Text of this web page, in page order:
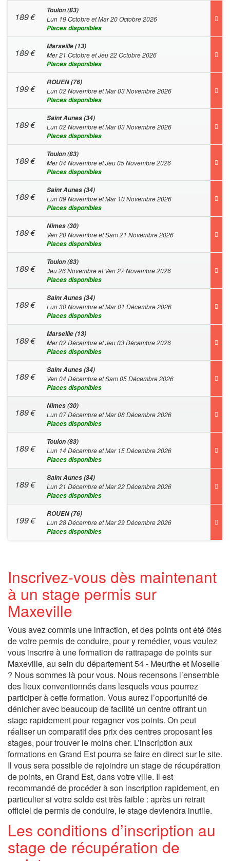
189€
Toulon (83)
Lun 19 Octobre et Mar 20 Octobre 2026
Places disponibles
189€
Marseille (13)
Mer 21 Octobre et Jeu 22 Octobre 2026
Places disponibles
199€
ROUEN (76)
Lun 02 Novembre et Mar 03 Novembre 2026
Places disponibles
189€
Saint Aunes (34)
Lun 02 Novembre et Mar 03 Novembre 2026
Places disponibles
189€
Toulon (83)
Mer 04 Novembre et Jeu 05 Novembre 2026
Places disponibles
189€
Saint Aunes (34)
Lun 09 Novembre et Mar 10 Novembre 2026
Places disponibles
189€
Nimes (30)
Ven 20 Novembre et Sam 21 Novembre 2026
Places disponibles
189€
Toulon (83)
Jeu 26 Novembre et Ven 27 Novembre 2026
Places disponibles
189€
Saint Aunes (34)
Lun 30 Novembre et Mar 01 Décembre 2026
Places disponibles
189€
Marseille (13)
Mer 02 Décembre et Jeu 03 Décembre 2026
Places disponibles
189€
Saint Aunes (34)
Ven 04 Décembre et Sam 05 Décembre 2026
Places disponibles
189€
Nimes (30)
Lun 07 Décembre et Mar 08 Décembre 2026
Places disponibles
189€
Toulon (83)
Lun 14 Décembre et Mar 15 Décembre 2026
Places disponibles
189€
Saint Aunes (34)
Lun 21 Décembre et Mar 22 Décembre 2026
Places disponibles
199€
ROUEN (76)
Lun 28 Décembre et Mar 29 Décembre 2026
Places disponibles
Inscrivez-vous dès maintenant
à un stage permis sur
Maxeville
Vous avez commis une infraction, et des points ont été ôtés
de votre permis de conduire, pour y remédier, vous voulez
vous inscrire à une formation de rattrapage de points sur
Maxeville, au sein du département 54 - Meurthe et Moselle
? Nous sommes là pour vous. Nous recensons l’ensemble
des lieux conventionnés dans lesquels vous pourrez
participer à cette formation. Vous aurez l’opportunité de
dénicher avec beaucoup de facilité un centre offrant un
stage rapidement pour regagner vos points. On peut
réaliser un comparatif des prix des centres proposant les
stages, pour trouver le moins cher. L’inscription aux
formations en Grand Est pourra se faire en direct sur le site.
Il vous sera possible de rejoindre un stage de récupération
de points, en Grand Est, dans votre ville. Il est
recommandé de procéder à son inscription rapidement, en
particulier si votre solde est très faible : après un retrait
officiel de permis de conduire, le stage deviendra inutile.
Les conditions d’inscription au
stage de récupération de